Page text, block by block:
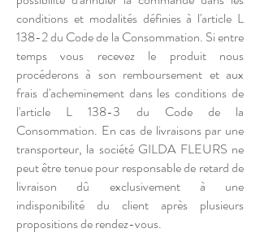
conditions et modalités définies à l'article L
138-2 du Code de la Consommation. Si entre
temps vous recevez le produit nous
procéderons à son remboursement et aux
frais d'acheminement dans les conditions de
l'article L 138-3 du Code de la
Consommation. En cas de livraisons par une
transporteur, la société GILDA FLEURS ne
peut être tenue pour responsable de retard de
livraison dû exclusivement à une
indisponibilité du client après plusieurs
propositions de rendez-vous.